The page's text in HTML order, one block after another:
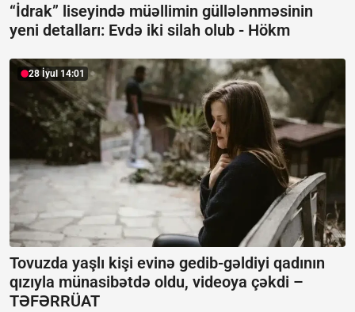
“İdrak” liseyində müəllimin güllələnməsinin
yeni detalları: Evdə iki silah olub - Hökm
28 İyul 14:01
Tovuzda yaşlı kişi evinə gedib-gəldiyi qadının
qızıyla münasibətdə oldu, videoya çəkdi –
TƏFƏRRÜAT